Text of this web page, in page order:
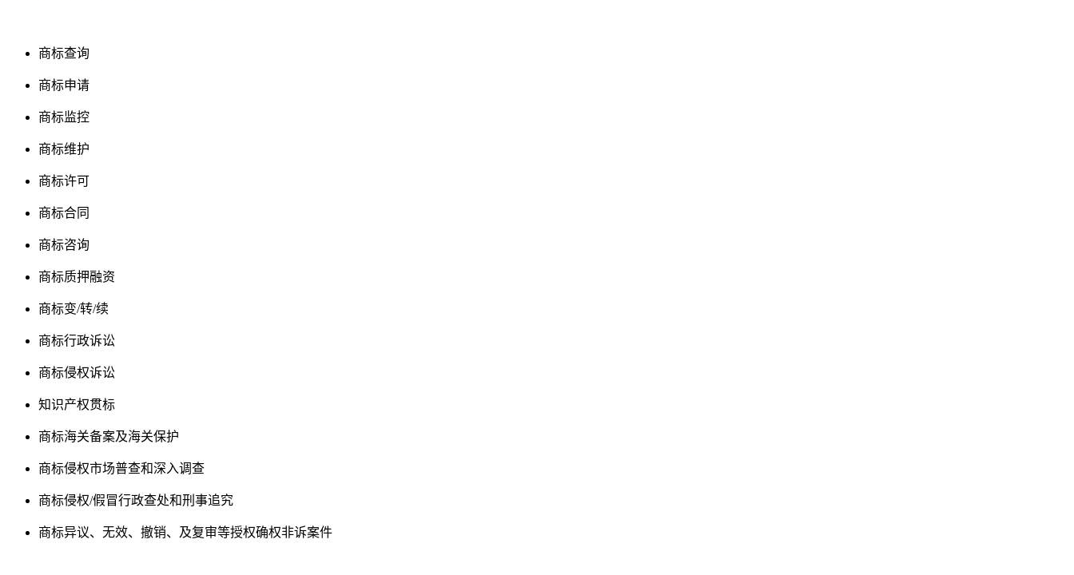
商标查询
商标申请
商标监控
商标维护
商标许可
商标合同
商标咨询
商标质押融资
商标变/转/续
商标行政诉讼
商标侵权诉讼
知识产权贯标
商标海关备案及海关保护
商标侵权市场普查和深入调查
商标侵权/假冒行政查处和刑事追究
商标异议、无效、撤销、及复审等授权确权非诉案件